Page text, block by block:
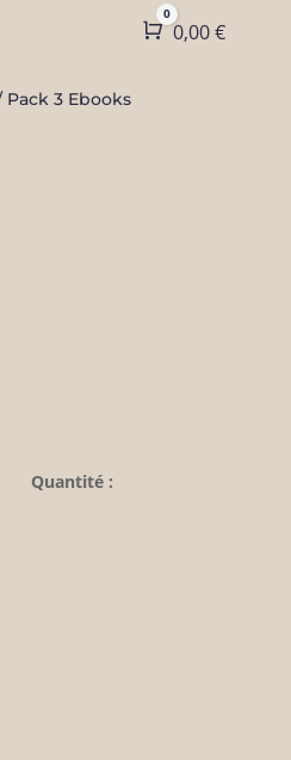
Panier
0
0,00€
Pack 3 Ebooks
Quantité :